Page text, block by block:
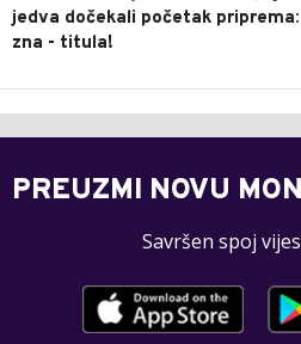
jedva dočekali početak
zna - titula!
PREUZMI NOVU
Savršen spoj